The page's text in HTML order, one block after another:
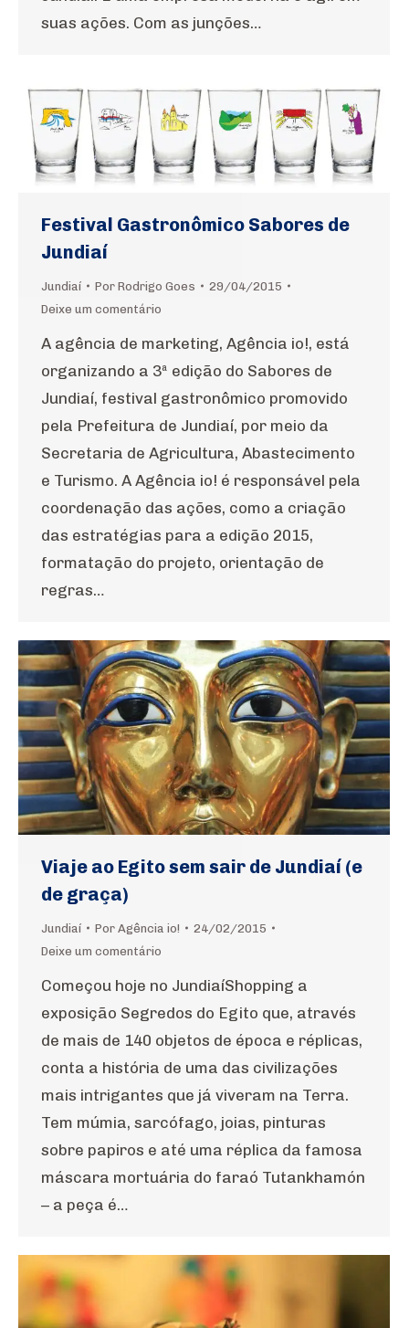
suas ações. Com as junções…
Festival Gastronômico Sabores de
Jundiaí
Jundiaí Por Rodrigo Goes
29/04/2015
Deixe um comentário
A agência de marketing, Agência io!, está
organizando a 3ª edição do Sabores de
Jundiaí, festival gastronômico promovido
pela Prefeitura de Jundiaí, por meio da
Secretaria de Agricultura, Abastecimento
e Turismo. A Agência io! é responsável pela
coordenação das ações, como a criação
das estratégias para a edição 2015,
formatação do projeto, orientação de
regras…
Viaje ao Egito sem sair de Jundiaí (e
de graça)
Jundiaí Por Agência io!
24/02/2015
Deixe um comentário
Começou hoje no JundiaíShopping a
exposição Segredos do Egito que, através
de mais de 140 objetos de época e réplicas,
conta a história de uma das civilizações
mais intrigantes que já viveram na Terra.
Tem múmia, sarcófago, joias, pinturas
sobre papiros e até uma réplica da famosa
máscara mortuária do faraó Tutankhamón
– a peça é…